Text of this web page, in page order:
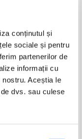
conținutul și
sociale și pentru
partenerilor de
informații cu
Aceștia le
dvs. sau culese
Mihaela Neacsu, Marian
în coș